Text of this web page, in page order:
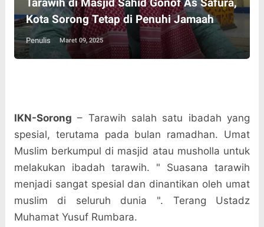
Kota Sorong Tetap di Penuhi Jamaah
Penulis Maret 09, 2025
IKN-Sorong – Tarawih salah satu ibadah yang
spesial, terutama pada bulan ramadhan. Umat
Muslim berkumpul di masjid atau musholla untuk
melakukan ibadah tarawih. " Suasana tarawih
menjadi sangat spesial dan dinantikan oleh umat
muslim di seluruh dunia ". Terang Ustadz
Muhamat Yusuf Rumbara.